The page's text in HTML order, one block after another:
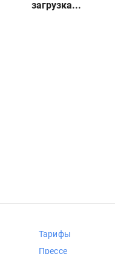
загрузка...
Тарифы
Прессе